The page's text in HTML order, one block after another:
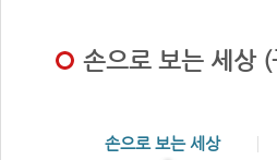
손으로 보는 세상
손으로 보는 세상